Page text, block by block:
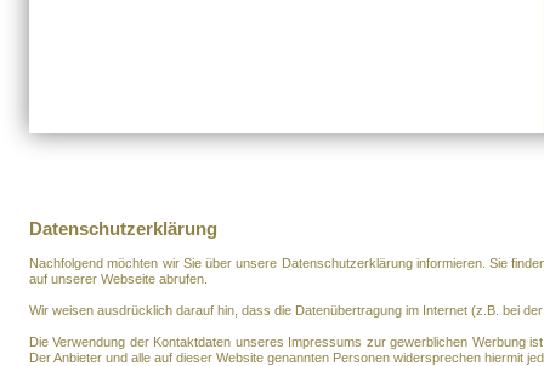
Datenschutzerklärung
Nachfolgend möchten wir Sie über unsere Datenschutzerklärung informieren. Sie
auf unserer Webseite abrufen.
Wir weisen ausdrücklich darauf hin, dass die Datenübertragung im Internet (z.B. bei
Die Verwendung der Kontaktdaten unseres Impressums zur gewerblichen Werbung
Der Anbieter und alle auf dieser Website genannten Personen widersprechen hiermit